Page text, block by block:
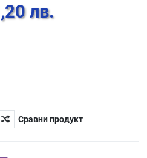
лв.
Сравни продукт